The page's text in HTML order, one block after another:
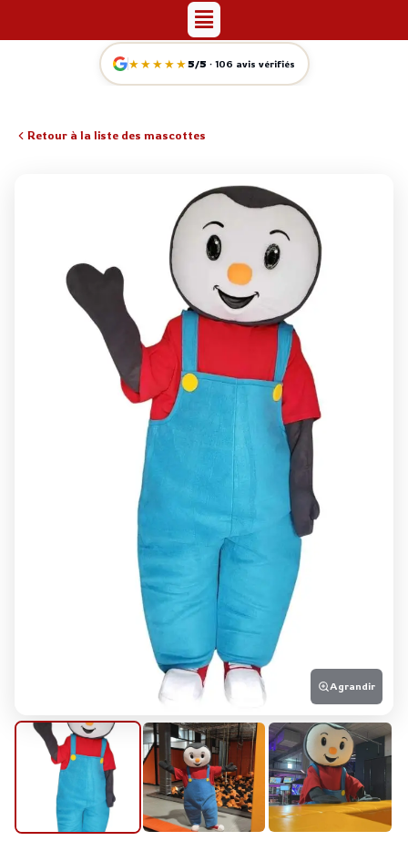
au
Menu
★★★★★5/5 · 106 avis vérifiés
Retour à la liste des mascottes
Agrandir